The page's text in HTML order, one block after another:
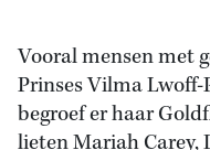
Vooral mensen met
Prinses Vilma
begroef er haar
lieten Mariah Carey,